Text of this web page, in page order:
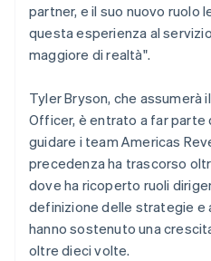
partner, e il suo nuovo ruolo
questa esperienza al
maggiore di realtà".
Tyler Bryson, che assumerà
Officer, è entrato a far parte
guidare i team Americas
precedenza ha trascorso
dove ha ricoperto ruoli
definizione delle strategie e
hanno sostenuto una
oltre dieci volte.
Repubblica Ceca
English
Romania
Singapore
English 简体中文
Slovacchia
English
Slovenia
EnglishItaliano
Spagna
EspañolEnglish
Stati Uniti
English Español